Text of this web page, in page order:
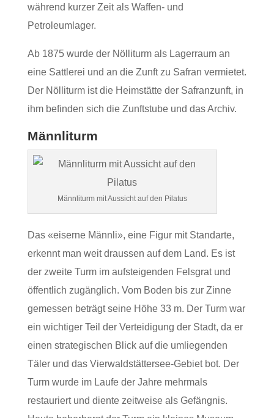
während kurzer Zeit als Waffen- und
Petroleumlager.
Ab 1875 wurde der Nölliturm als Lagerraum an
eine Sattlerei und an die Zunft zu Safran vermietet.
Der Nölliturm ist die Heimstätte der Safranzunft, in
ihm befinden sich die Zunftstube und das Archiv.
Männliturm
Männliturm mit Aussicht auf den Pilatus
Das «eiserne Männli», eine Figur mit Standarte,
erkennt man weit draussen auf dem Land. Es ist
der zweite Turm im aufsteigenden Felsgrat und
öffentlich zugänglich. Vom Boden bis zur Zinne
gemessen beträgt seine Höhe 33 m. Der Turm war
ein wichtiger Teil der Verteidigung der Stadt, da er
einen strategischen Blick auf die umliegenden
Täler und das Vierwaldstättersee-Gebiet bot. Der
Turm wurde im Laufe der Jahre mehrmals
restauriert und diente zeitweise als Gefängnis.